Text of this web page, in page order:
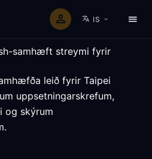
IS
samhæft streymi fyrir
leið fyrir Taipei
uppsetningarskrefum,
og skýrum